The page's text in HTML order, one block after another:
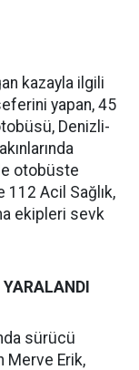
kazayla ilgili
yapan, 45
Denizli-
otobüste
112 Acil Sağlık,
ekipleri sevk
sürücü
Merve Erik,